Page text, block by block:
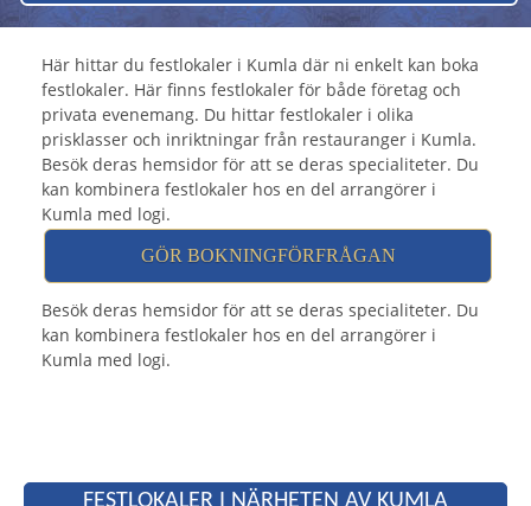
Här hittar du festlokaler i Kumla där ni enkelt kan boka
festlokaler. Här finns festlokaler för både företag och
privata evenemang. Du hittar festlokaler i olika
prisklasser och inriktningar från restauranger i Kumla.
Besök deras hemsidor för att se deras specialiteter. Du
kan kombinera festlokaler hos en del arrangörer i
Kumla med logi.
GÖR BOKNINGFÖRFRÅGAN
Besök deras hemsidor för att se deras specialiteter. Du
kan kombinera festlokaler hos en del arrangörer i
Kumla med logi.
FESTLOKALER I NÄRHETEN AV KUMLA